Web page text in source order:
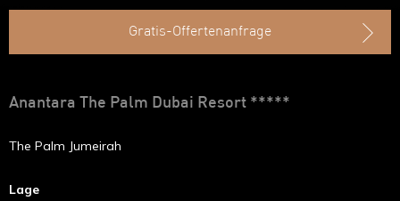
Gratis-Offertenanfrage
Anantara The Palm Dubai Resort *****
The Palm Jumeirah
Lage